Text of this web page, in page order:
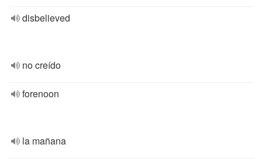
disbelieved
no creído
forenoon
la mañana